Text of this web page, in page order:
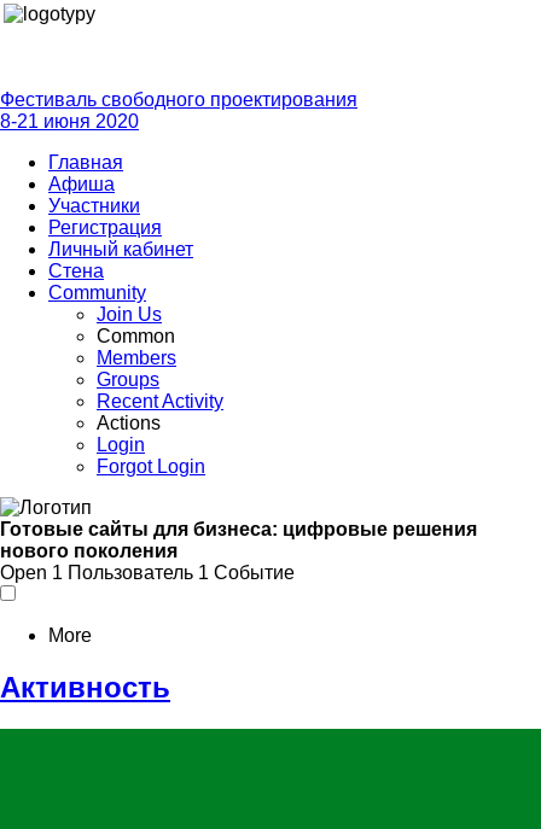
Фестиваль свободного проектирования
8-21 июня 2020
Главная
Афиша
Участники
Регистрация
Личный кабинет
Стена
Community
Join Us
Common
Members
Groups
Recent Activity
Actions
Login
Forgot Login
Готовые сайты для бизнеса: цифровые решения
нового поколения
Open 1 Пользователь 1 Событие
More
Активность